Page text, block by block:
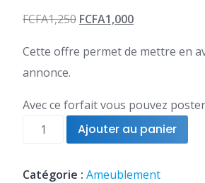
FCFA1,250
prix
initial
était :
FCFA1,250.
FCFA1,000
prix
actuel
est :
FCFA1,000.
Cette offre permet de mettre en
annonce.
Avec ce forfait vous pouvez
quantité
annonce
Ajouter au panier
Catégorie : Ameublement